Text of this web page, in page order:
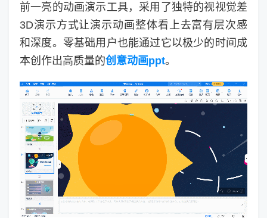
前一亮的动画演示工具，采用了独特的视视觉差
3D演示方式让演示动画整体看上去富有层次感
和深度。零基础用户也能通过它以极少的时间成
本创作出高质量的创意动画ppt。